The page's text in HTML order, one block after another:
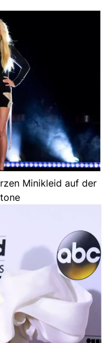
Minikleid auf der